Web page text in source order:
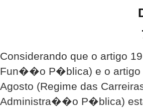
Considerando que o artigo
Fun��o P�blica) e o artigo
Agosto (Regime das
Administra��o P�blica)